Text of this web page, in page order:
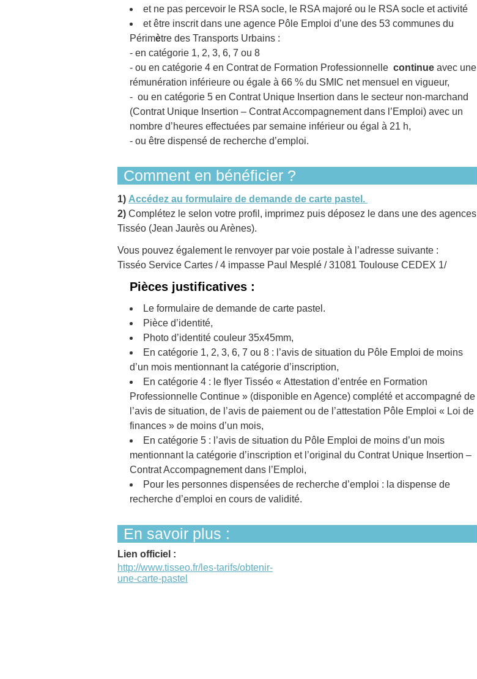
et ne pas percevoir le RSA socle, le RSA majoré ou le RSA socle et activité
et être inscrit dans une agence Pôle Emploi d’une des 53 communes du
Périmètre des Transports Urbains :
- en catégorie 1, 2, 3, 6, 7 ou 8
- ou en catégorie 4 en Contrat de Formation Professionnelle continue avec une
rémunération inférieure ou égale à 66 % du SMIC net mensuel en vigueur,
- ou en catégorie 5 en Contrat Unique Insertion dans le secteur non-marchand
(Contrat Unique Insertion – Contrat Accompagnement dans l’Emploi) avec un
nombre d’heures effectuées par semaine inférieur ou égal à 21 h,
- ou être dispensé de recherche d’emploi.
Comment en bénéficier ?
1) Accédez au formulaire de demande de carte pastel.
2) Complétez le selon votre profil, imprimez puis déposez le dans une des agences
Tisséo (Jean Jaurès ou Arènes).
Vous pouvez également le renvoyer par voie postale à l’adresse suivante :
Tisséo Service Cartes / 4 impasse Paul Mesplé / 31081 Toulouse CEDEX 1/
Pièces justificatives :
Le formulaire de demande de carte pastel.
Pièce d’identité,
Photo d’identité couleur 35x45mm,
En catégorie 1, 2, 3, 6, 7 ou 8 : l’avis de situation du Pôle Emploi de moins
d’un mois mentionnant la catégorie d’inscription,
En catégorie 4 : le flyer Tisséo « Attestation d’entrée en Formation
Professionnelle Continue » (disponible en Agence) complété et accompagné de
l’avis de situation, de l’avis de paiement ou de l’attestation Pôle Emploi « Loi de
finances » de moins d’un mois,
En catégorie 5 : l’avis de situation du Pôle Emploi de moins d’un mois
mentionnant la catégorie d’inscription et l’original du Contrat Unique Insertion –
Contrat Accompagnement dans l’Emploi,
Pour les personnes dispensées de recherche d’emploi : la dispense de
recherche d’emploi en cours de validité.
En savoir plus :
Lien officiel :
http://www.tisseo.fr/les-tarifs/obtenir-
une-carte-pastel